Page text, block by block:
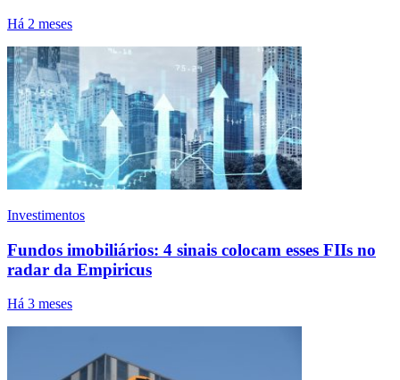
Há 2 meses
Investimentos
Fundos imobiliários: 4 sinais colocam esses FIIs no
radar da Empiricus
Há 3 meses